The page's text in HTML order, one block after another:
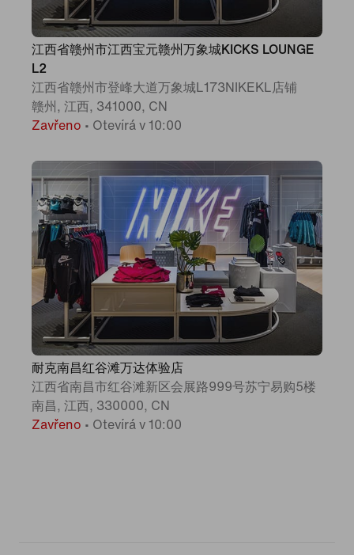
江西省赣州市江西宝元赣州万象城KICKS LOUNGE
L2
江西省赣州市登峰大道万象城L173NIKEKL店铺
赣州, 江西, 341000, CN
Zavřeno • Otevírá v 10:00
耐克南昌红谷滩万达体验店
江西省南昌市红谷滩新区会展路999号苏宁易购5楼
南昌, 江西, 330000, CN
Zavřeno • Otevírá v 10:00